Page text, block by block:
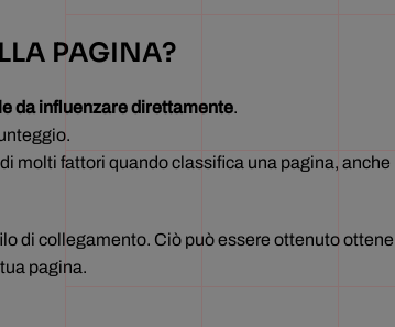
PAGINA?
da influenzare direttamente.
fattori quando classifica una pagina,
di collegamento. Ciò può essere ottenuto
pagina.